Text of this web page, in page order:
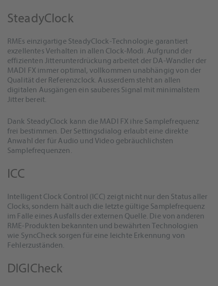
SteadyClock
RMEs einzigartige SteadyClock-Technologie garantiert
exzellentes Verhalten in allen Clock-Modi. Aufgrund der
effizienten Jitterunterdrückung arbeitet der DA-Wandler der
MADI FX immer optimal, vollkommen unabhängig von der
Qualität der Referenzclock. Ausserdem steht an allen
digitalen Ausgängen ein sauberes Signal mit minimalstem
Jitter bereit.
Dank SteadyClock kann die MADI FX ihre Samplefrequenz
frei bestimmen. Der Settingsdialog erlaubt eine direkte
Anwahl der für Audio und Video gebräuchlichsten
Samplefrequenzen.
ICC
Intelligent Clock Control (ICC) zeigt nicht nur den Status aller
Clocks, sondern hält auch die letzte gültige Samplefrequenz
im Falle eines Ausfalls der externen Quelle. Die von anderen
RME-Produkten bekannten und bewährten Technologien
wie SyncCheck sorgen für eine leichte Erkennung von
Fehlerzuständen.
DIGICheck